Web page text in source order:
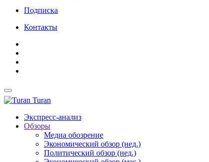
Подписка
Контакты
Turan
Экспресс-анализ
Обзоры
Медиа обозрение
Экономический обзор (нед.)
Политический обзор (нед.)